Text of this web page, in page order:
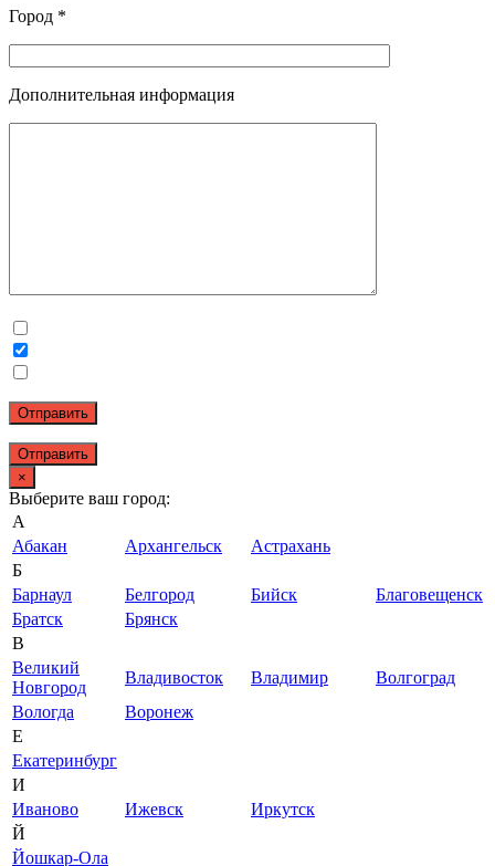
Город *
Дополнительная информация
Отправить
×
Выберите ваш город:
А
Абакан
Архангельск
Астрахань
Б
Барнаул
Белгород Бийск
Благовещенск
Братск
Брянск
В
Великий
Новгород
Владивосток Владимир
Волгоград
Вологда
Воронеж
Е
Екатеринбург
И
Иваново
Ижевск
Иркутск
Й
Йошкар-Ола